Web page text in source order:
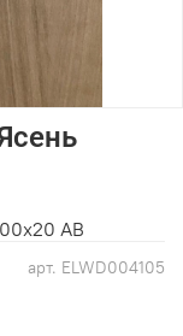
арт. ELWD004105
АВ